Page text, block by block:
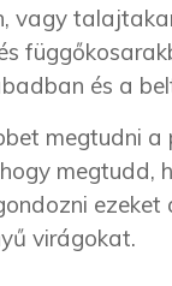
vagy
és a
megtudni a
megtudd,
ezeket
virágokat.